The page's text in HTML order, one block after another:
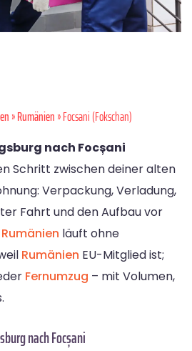
»Rumänien» Focsani (Fokschan)
nach Focșani
Schritt zwischen deiner alten
Verpackung, Verladung,
Fahrt und den Aufbau vor
läuft ohne
Rumänien EU-Mitglied ist;
Fernumzug – mit Volumen,
nach Focșani